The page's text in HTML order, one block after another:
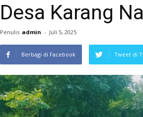
Desa Karang
Penulis admin - Juli 5, 2025
Berbagi di Facebook Tweet di